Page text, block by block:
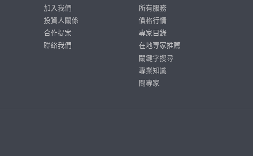
加入我們
投資人關係
合作提案
聯絡我們
所有服務
價格行情
專家目錄
在地專家推薦
關鍵字搜尋
專業知識
問專家